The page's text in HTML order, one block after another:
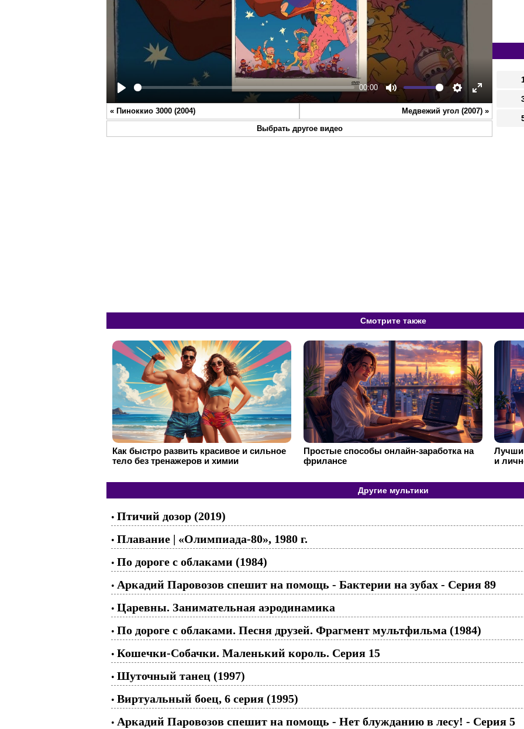
Play
00:00
Mute Settings
Enter
fullscreen
Play
« Пиноккио 3000 (2004) Медвежий угол (2007) »
Выбрать другое видео
Смотрите также
Как быстро развить красивое и сильное
тело без тренажеров и химии
Простые способы онлайн-заработка на
фрилансе
и
Другие мультики
• Птичий дозор (2019)
• Плавание | «Олимпиада-80», 1980 г.
• По дороге с облаками (1984)
• Аркадий Паровозов спешит на помощь - Бактерии на зубах - Серия 89
• Царевны. Занимательная аэродинамика
• По дороге с облаками. Песня друзей. Фрагмент мультфильма (1984)
• Кошечки-Собачки. Маленький король. Серия 15
• Шуточный танец (1997)
• Виртуальный боец, 6 серия (1995)
• Аркадий Паровозов спешит на помощь - Нет блужданию в лесу! - Серия 5